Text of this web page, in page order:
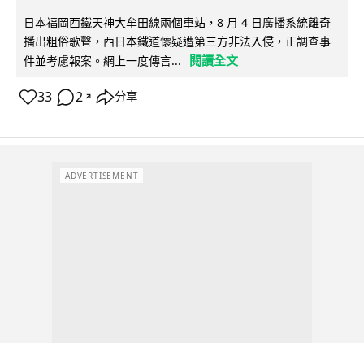
日本福岡西鐵天神大牟田線兩個車站，8 月 4 日廣播系統離奇
播出粗俗歌聲，西日本鐵道懷疑遭第三方非法入侵，正調查事
件並考慮報案。網上一度傳言...
閱讀全文
33 2 ↗ 分享
ADVERTISEMENT